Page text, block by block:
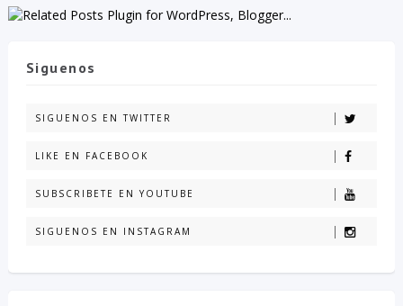
Siguenos
SIGUENOS EN TWITTER
LIKE EN FACEBOOK
SUBSCRIBETE EN YOUTUBE
SIGUENOS EN INSTAGRAM